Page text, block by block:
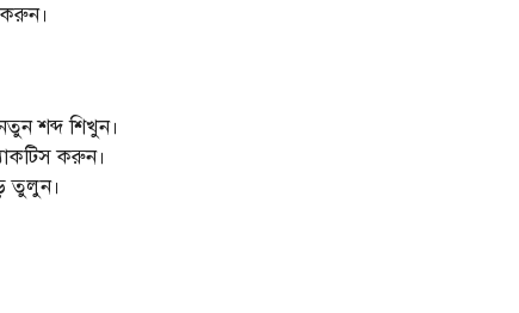
শব্দ শিখুন।
করুন।
তুলুন।